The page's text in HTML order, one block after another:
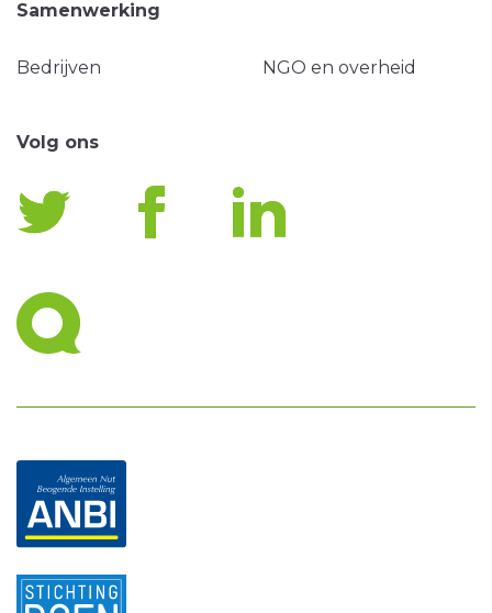
Samenwerking
Bedrijven NGO en overheid
Volg ons